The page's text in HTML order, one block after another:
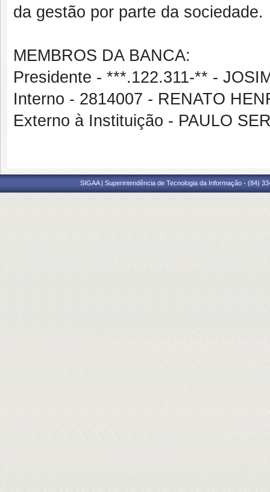
da gestão por parte da sociedade.
MEMBROS DA BANCA:
Presidente - ***.122.311-** -
Interno - 2814007 - RENATO
Externo à Instituição - PAULO
SIGAA | Superintendência de Tecnologia da Informação - (84)